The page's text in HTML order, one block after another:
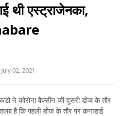
थी एस्ट्राजेनका,
July 02, 2021
ने कोरोना वैक्सीन की दूसरी डोज के तौर
है कि पहली डोज के तौर पर कनाडाई